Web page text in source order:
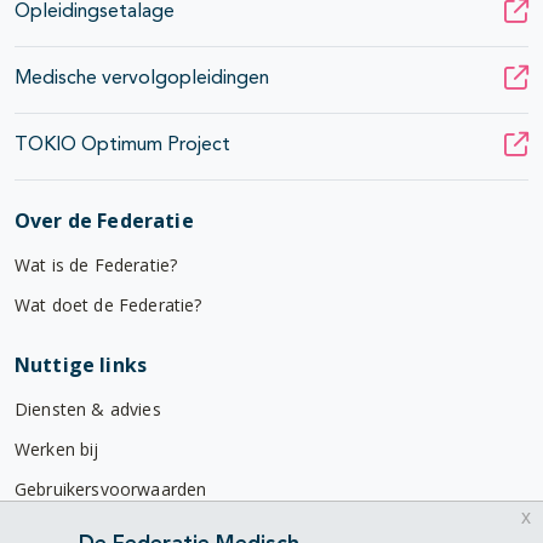
Opleidingsetalage
Medische vervolgopleidingen
TOKIO Optimum Project
Over de Federatie
Wat is de Federatie?
Wat doet de Federatie?
Nuttige links
Diensten & advies
Werken bij
Gebruikersvoorwaarden
Privacyverklaring
x